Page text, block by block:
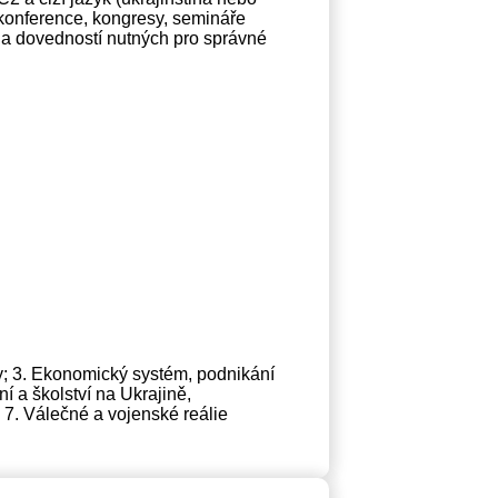
kongresy, semináře
dovedností nutných pro správné
3. Ekonomický systém, podnikání
a školství na Ukrajině,
Válečné a vojenské reálie